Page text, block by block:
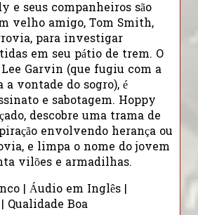
e seus companheiros são
velho amigo, Tom Smith,
para investigar
em seu pátio de trem. O
Garvin (que fugiu com a
vontade do sogro), é
e sabotagem. Hoppy
descobre uma trama de
envolvendo herança ou
e limpa o nome do jovem
vilões e armadilhas.
| Áudio em Inglês |
Qualidade Boa